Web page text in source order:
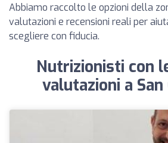
Abbiamo raccolto le opzioni della
valutazioni e recensioni reali per
scegliere con fiducia.
Nutrizionisti con
valutazioni a San